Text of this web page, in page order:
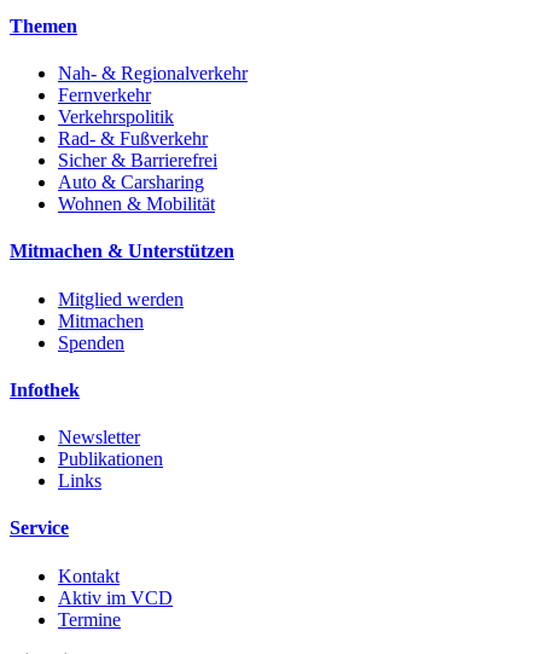
Themen
Nah- & Regionalverkehr
Fernverkehr
Verkehrspolitik
Rad- & Fußverkehr
Sicher & Barrierefrei
Auto & Carsharing
Wohnen & Mobilität
Mitmachen & Unterstützen
Mitglied werden
Mitmachen
Spenden
Infothek
Newsletter
Publikationen
Links
Service
Kontakt
Aktiv im VCD
Termine